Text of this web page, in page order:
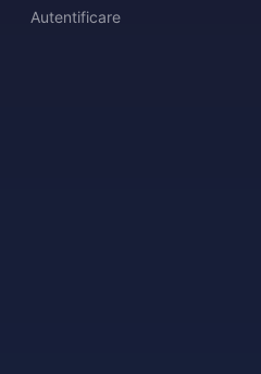
Autentificare